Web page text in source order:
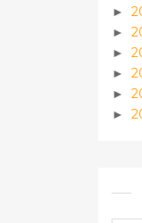
►
►
►
►
►
►